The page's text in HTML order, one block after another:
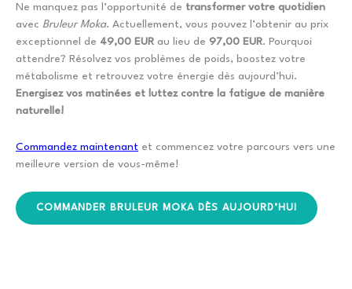
Ne manquez pas l’opportunité de transformer votre quotidien
avec Bruleur Moka. Actuellement, vous pouvez l’obtenir au prix
exceptionnel de 49,00 EUR au lieu de 97,00 EUR. Pourquoi
attendre? Résolvez vos problèmes de poids, boostez votre
métabolisme et retrouvez votre énergie dès aujourd’hui.
Energisez vos matinées et luttez contre la fatigue de manière
naturelle!
Commandez maintenant et commencez votre parcours vers une
meilleure version de vous-même!
COMMANDER BRULEUR MOKA DÈS AUJOURD’HUI